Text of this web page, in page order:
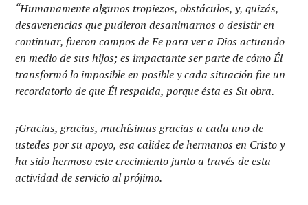
“Humanamente algunos tropiezos, obstáculos, y, quizás,
desavenencias que pudieron desanimarnos o desistir en
continuar, fueron campos de Fe para ver a Dios actuando
en medio de sus hijos; es impactante ser parte de cómo Él
transformó lo imposible en posible y cada situación fue un
recordatorio de que Él respalda, porque ésta es Su obra.
¡Gracias, gracias, muchísimas gracias a cada uno de
ustedes por su apoyo, esa calidez de hermanos en Cristo y
ha sido hermoso este crecimiento junto a través de esta
actividad de servicio al prójimo.